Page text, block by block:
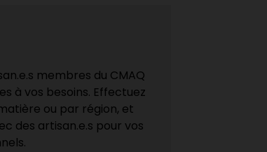
membres du CMAQ
à vos besoins. Effectuez
ou par région, et
des artisan.e.s pour vos